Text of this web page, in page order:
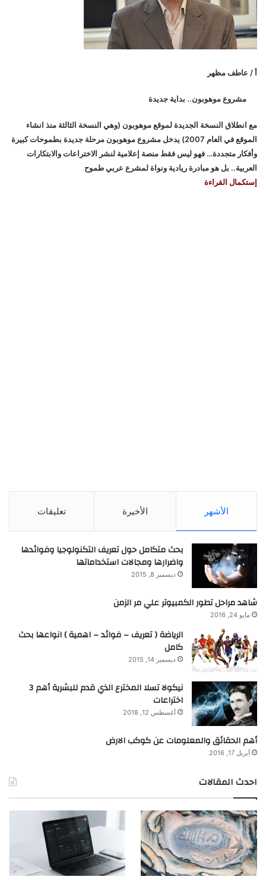
أ / عاطف مظهر
مشروع موهوبون.. بداية جديدة
مع انطلاق النسخة الجديدة لموقع موهوبون (وهي النسخة الثالثة منذ انشاء
الموقع في العام 2007) يدخل مشروع موهوبون مرحلة جديدة بطموحات كبيرة
وأفكار متجددة… فهو ليس فقط منصة إعلامية لنشر الاختراعات والابتكارات
العربية.. بل هو مبادرة ريادية ونواة لمشرع عربي طموح
إستكمال القراءة
الأشهر الأخيرة تعليقات
بحث متكامل حول تعريف التكنولوجيا وفوائدها
واضرارها ومجالات استخداماتها
ديسمبر 8, 2015
شاهد مراحل تطور الكمبيوتر علي مر الزمن
مايو 24, 2016
الرياضة ( تعريف – فوائد – اهمية ) انواعها بحث
كامل
ديسمبر 14, 2015
نيكولا تسلا المخترع الذي قدم للبشرية أهم 3
اختراعات
أغسطس 12, 2018
أهم الحقائق والمعلومات عن كوكب الارض
أبريل 17, 2016
احدث المقالات